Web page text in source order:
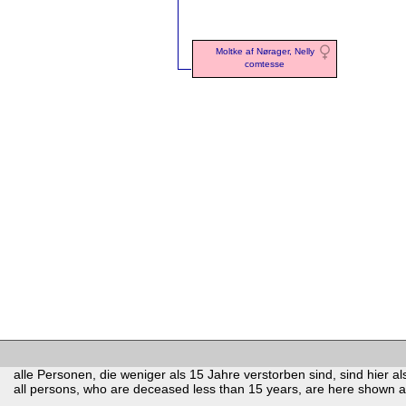
Moltke af Nørager, Nelly
comtesse
alle Personen, die weniger als 15 Jahre verstorben sind, sind hier
all persons, who are deceased less than 15 years, are here shown